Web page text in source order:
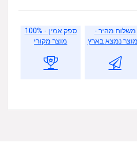
משלוח מהיר -
נמצא בארץ
ספק אמין - 100%
מוצר מקורי